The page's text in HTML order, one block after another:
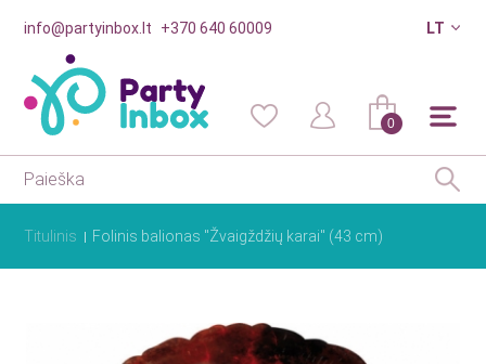
info@partyinbox.lt +370 640 60009 LT
0
Titulinis Folinis balionas "Žvaigždžių karai" (43 cm)